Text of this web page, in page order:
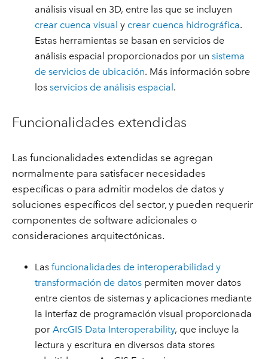
análisis visual en 3D, entre las que se incluyen
crear cuenca visual y crear cuenca hidrográfica.
Estas herramientas se basan en servicios de
análisis espacial proporcionados por unsistema
de servicios de ubicación. Más información sobre
losservicios de análisis espacial.
Funcionalidades extendidas
Las funcionalidades extendidas se agregan
normalmente para satisfacer necesidades
específicas o para admitir modelos de datos y
soluciones específicos del sector, y pueden requerir
componentes de software adicionales o
consideraciones arquitectónicas.
Lasfuncionalidades de interoperabilidad y
transformación de datos permiten mover datos
entre cientos de sistemas y aplicaciones mediante
la interfaz de programación visual proporcionada
porArcGIS Data Interoperability, que incluye la
lectura y escritura en diversos data stores